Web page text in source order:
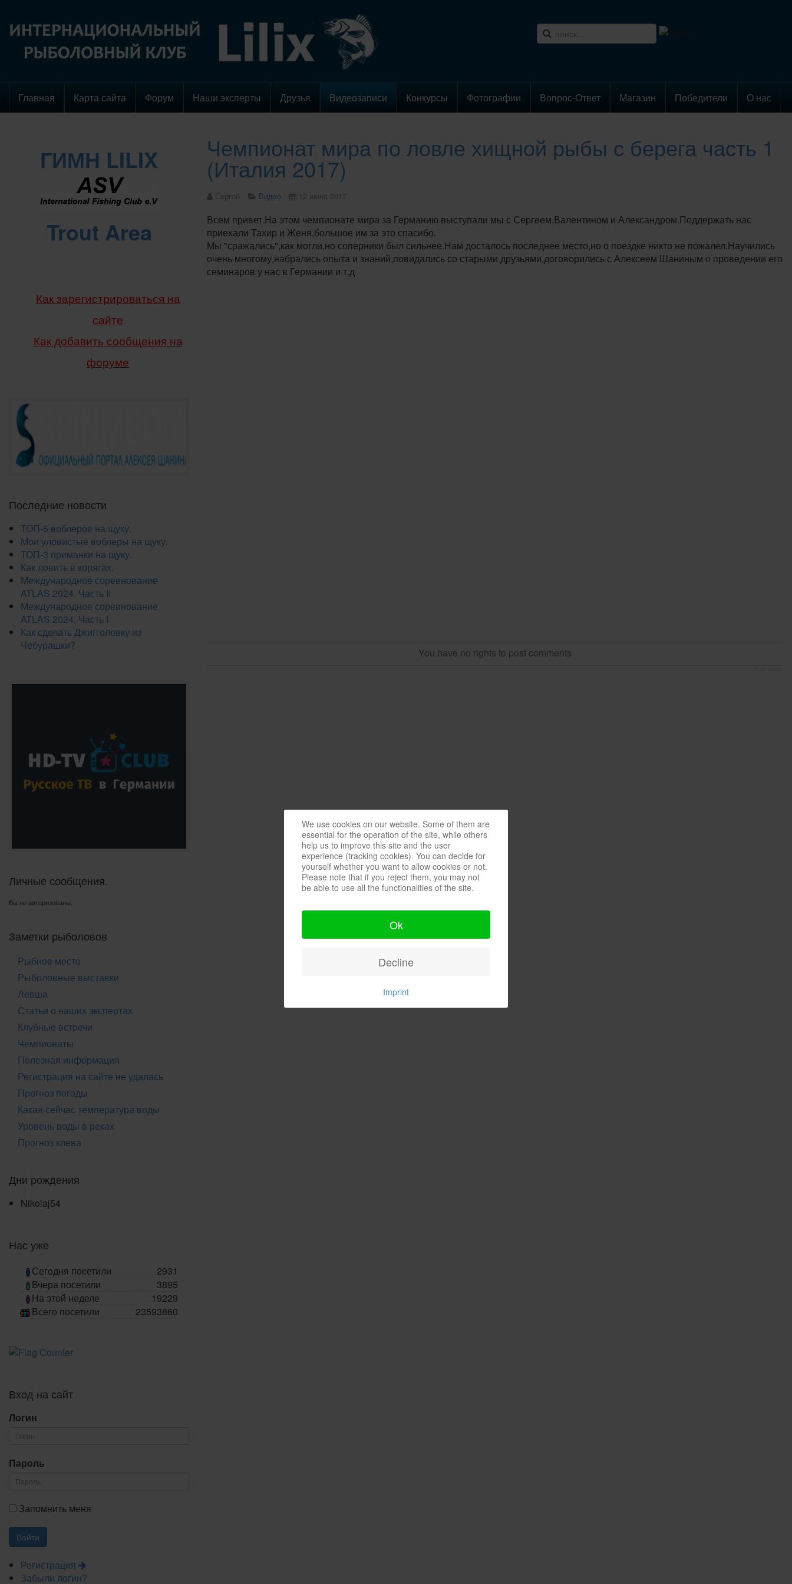
Главная Карта сайта Форум Наши эксперты Друзья Видеозаписи Конкурсы Фотографии Вопрос-Ответ Магазин Победители О нас
Чемпионат мира по ловле хищной рыбы с берега часть 1
(Италия 2017)
Сергей Видео 12 июня 2017
Всем привет.На этом чемпионате мира за Германию выступали мы с Сергеем,Валентином и Александром.Поддержать нас
приехали Тахир и Женя,большое им за это спасибо.
Мы "сражались",как могли,но соперники был сильнее.Нам досталось последнее место,но о поездке никто не пожалел.Научились
очень многому,набрались опыта и знаний,повидались со старыми друзьями,договорились с Алексеем Шаниным о проведении его
семинаров у нас в Германии и т.д
You have no rights to post comments
ГИМН LILIX
Trout Area
Как зарегистрироваться на
сайте
Как добавить сообщения на
форуме
Последние новости
ТОП-5 воблеров на щуку.
Мои уловистые воблеры на щуку.
ТОП-3 приманки на щуку.
Как ловить в корягах.
Международное соревнование
ATLAS 2024. Часть II
Международное соревнование
ATLAS 2024. Часть I
Как сделать Джигголовку из
Чебурашки?
Личные сообщения.
Вы не авторизованы.
Заметки рыболовов
Рыбное место
Рыболовные выставки
Левша
Статьи о наших экспертах
Клубные встречи
Чемпионаты
Полезная информация
Регистрация на сайте не удалась
Прогноз погоды
Какая сейчас температура воды
Уровень воды в реках
Прогноз клева
Дни рождения
Nikolaj54
Нас уже
Сегодня посетили
2931
Вчера посетили
3895
На этой неделе
19229
Всего посетили
23593860
Вход на сайт
Логин
Пароль
Запомнить меня
Регистрация
Забыли логин?
We use cookies on our website. Some of them are
essential for the operation of the site, while others
help us to improve this site and the user
experience (tracking cookies). You can decide for
yourself whether you want to allow cookies or not.
Please note that if you reject them, you may not
be able to use all the functionalities of the site.
Ok
Decline
Imprint